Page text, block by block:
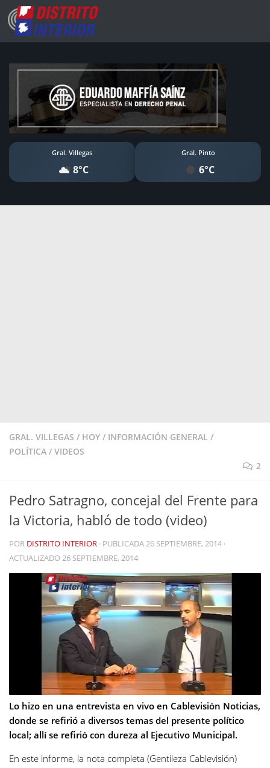
Gral. Villegas
8°C
Gral. Pinto
6°C
GRAL. VILLEGAS / HOY / INFORMACIÓN GENERAL /
POLÍTICA / VIDEOS
2
Pedro Satragno, concejal del Frente para
la Victoria, habló de todo (video)
POR DISTRITO INTERIOR · PUBLICADA26 SEPTIEMBRE, 2014 ·
ACTUALIZADO26 SEPTIEMBRE, 2014
Lo hizo en una entrevista en vivo en Cablevisión Noticias,
donde se refirió a diversos temas del presente político
local; allí se refirió con dureza al Ejecutivo Municipal.
En este informe, la nota completa (Gentileza Cablevisión)